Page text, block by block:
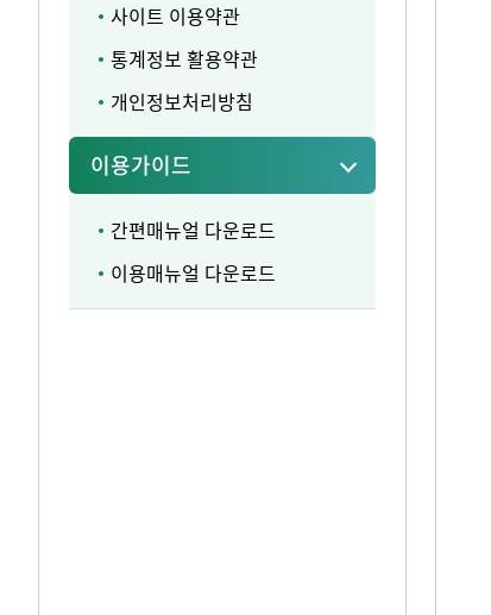
사이트 이용약관
통계정보 활용약관
개인정보처리방침
이용가이드
간편매뉴얼 다운로드
이용매뉴얼 다운로드